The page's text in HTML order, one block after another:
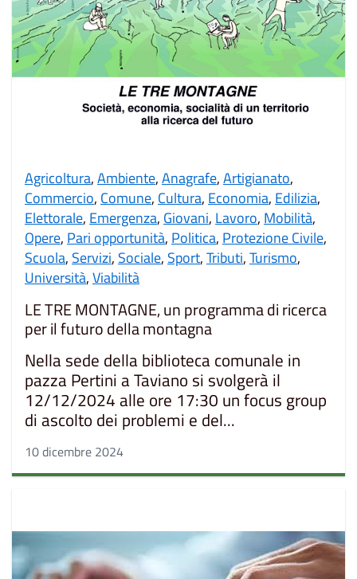
Agricoltura,Ambiente,Anagrafe,Artigianato,
Commercio, Comune, Cultura, Economia, Edilizia,
Elettorale, Emergenza, Giovani, Lavoro, Mobilità,
Opere, Pari opportunità, Politica, Protezione Civile,
Scuola, Servizi, Sociale, Sport,Tributi,Turismo,
Università,Viabilità
LE TRE MONTAGNE, un programma di ricerca
per il futuro della montagna
Nella sede della biblioteca comunale in
pazza Pertini a Taviano si svolgerà il
12/12/2024 alle ore 17:30 un focus group
di ascolto dei problemi e del...
10 dicembre 2024